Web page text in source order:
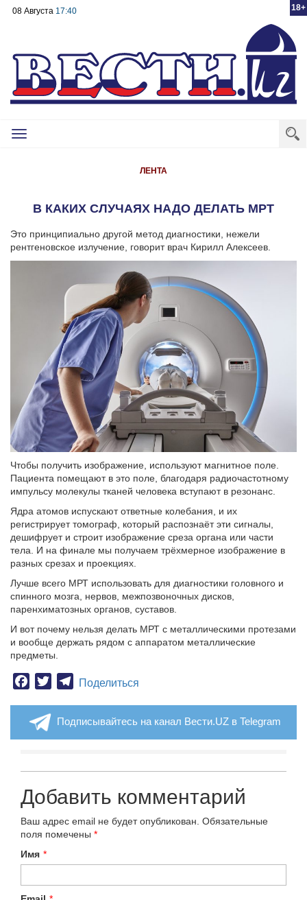
18+
08 Августа 17:40
Toggle
ЛЕНТА
В КАКИХ СЛУЧАЯХ НАДО ДЕЛАТЬ МРТ
Это принципиально другой метод диагностики, нежели
рентгеновское излучение, говорит врач Кирилл Алексеев.
Чтобы получить изображение, используют магнитное поле.
Пациента помещают в это поле, благодаря радиочастотному
импульсу молекулы тканей человека вступают в резонанс.
Ядра атомов испускают ответные колебания, и их
регистрирует томограф, который распознаёт эти сигналы,
дешифрует и строит изображение среза органа или части
тела. И на финале мы получаем трёхмерное изображение в
разных срезах и проекциях.
Лучше всего МРТ использовать для диагностики головного и
спинного мозга, нервов, межпозвоночных дисков,
паренхиматозных органов, суставов.
И вот почему нельзя делать МРТ с металлическими протезами
и вообще держать рядом с аппаратом металлические
предметы.
Facebook
TwitterTelegram
Поделиться
Подписывайтесь на канал Вести.UZ в Telegram
Добавить комментарий
Ваш адрес email не будет опубликован. Обязательные
поля помечены *
Имя *